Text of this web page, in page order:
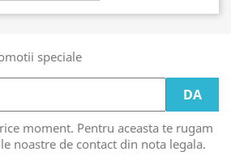
speciale
moment. Pentru aceasta te rugam
noastre de contact din nota legala.